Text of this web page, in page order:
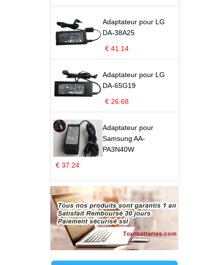
Adaptateur pour LG
DA-38A25
€ 41.14
Adaptateur pour LG
DA-65G19
€ 26.68
Adaptateur pour
Samsung AA-
PA3N40W
€ 37.24